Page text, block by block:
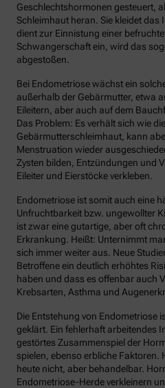
Geschlechtshormonen gesteuert,
Schleimhaut heran. Sie kleidet das
dient zur Einnistung einer
Schwangerschaft ein, wird das
abgestoßen.
Bei Endometriose wächst ein
außerhalb der Gebärmutter, etwa
Eileitern, aber auch auf dem
Das Problem: Es verhält sich wie
Gebärmutterschleimhaut, kann
Menstruation wieder
Zysten bilden, Entzündungen und
Eileiter und Eierstöcke verkleben.
Endometriose ist somit auch eine
Unfruchtbarkeit bzw. ungewollter
ist zwar eine gutartige, aber oft
Erkrankung. Heißt: Unternimmt
sich immer weiter aus. Neue
Betroffene ein deutlich erhöhtes
haben und dass es offenbar auch
Krebsarten, Asthma und
Die Entstehung von Endometriose
geklärt. Ein fehlerhaft arbeitendes
gestörtes Zusammenspiel der
spielen, ebenso erbliche Faktoren.
heute nicht, aber behandelbar.
Endometriose-Herde verkleinern